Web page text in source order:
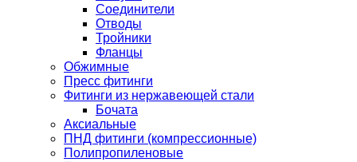
Соединители
Отводы
Тройники
Фланцы
Обжимные
Пресс фитинги
Фитинги из нержавеющей стали
Бочата
Аксиальные
ПНД фитинги (компрессионные)
Полипропиленовые